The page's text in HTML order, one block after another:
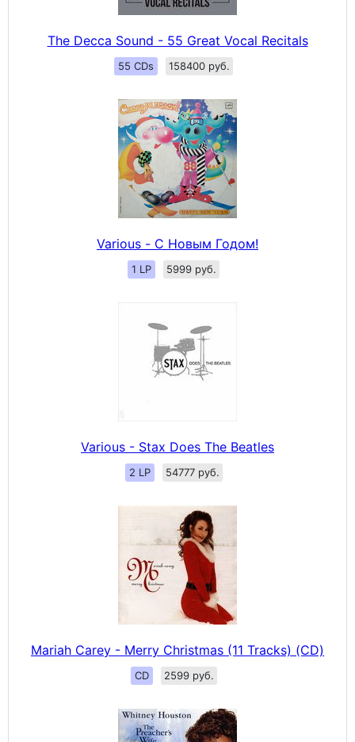
The Decca Sound - 55 Great Vocal Recitals
55 CDs 158400 руб.
Various - С Новым Годом!
1 LP 5999 руб.
Various - Stax Does The Beatles
2 LP 54777 руб.
Mariah Carey - Merry Christmas (11 Tracks) (CD)
CD 2599 руб.